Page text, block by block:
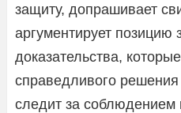
защиту, допрашивает
аргументирует позицию
доказательства,
справедливого
следит за соблюдением